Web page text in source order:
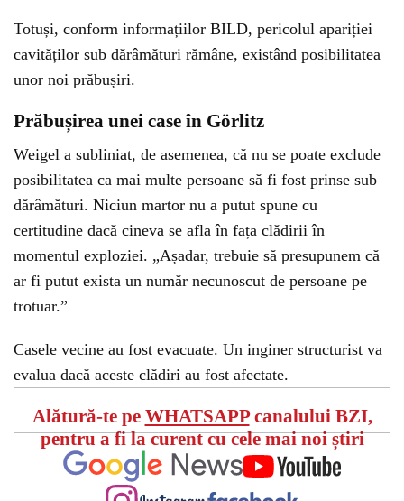
Totuși, conform informațiilor BILD, pericolul apariției
cavităților sub dărâmături rămâne, existând posibilitatea
unor noi prăbușiri.
Prăbușirea unei case în Görlitz
Weigel a subliniat, de asemenea, că nu se poate exclude
posibilitatea ca mai multe persoane să fi fost prinse sub
dărâmături. Niciun martor nu a putut spune cu
certitudine dacă cineva se afla în fața clădirii în
momentul exploziei. „Așadar, trebuie să presupunem că
ar fi putut exista un număr necunoscut de persoane pe
trotuar.”
Casele vecine au fost evacuate. Un inginer structurist va
evalua dacă aceste clădiri au fost afectate.
Alătură-te pe WHATSAPPcanalului BZI,
pentru a fi la curent cu cele mai noi știri